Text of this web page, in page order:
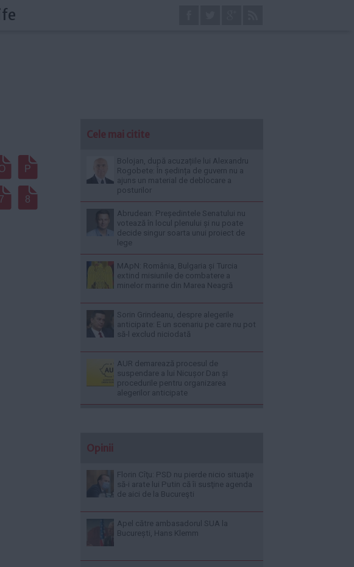
P
7 8
Cele mai citite
Bolojan, după acuzațiile lui Alexandru
Rogobete: În ședința de guvern nu a
ajuns un material de deblocare a
posturilor
Abrudean: Președintele Senatului nu
votează în locul plenului și nu poate
decide singur soarta unui proiect de
lege
MApN: România, Bulgaria și Turcia
extind misiunile de combatere a
minelor marine din Marea Neagră
Sorin Grindeanu, despre alegerile
anticipate: E un scenariu pe care nu pot
să-l exclud niciodată
AUR demarează procesul de
suspendare a lui Nicușor Dan și
procedurile pentru organizarea
alegerilor anticipate
Opinii
Florin Cîţu: PSD nu pierde nicio situaţie
să-i arate lui Putin că îi susţine agenda
de aici de la Bucureşti
Apel către ambasadorul SUA la
București, Hans Klemm